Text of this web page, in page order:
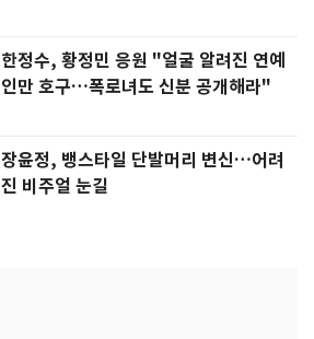
한정수, 황정민 응원 "얼굴 알려진 연예
인만 호구…폭로녀도 신분 공개해라"
장윤정, 뱅스타일 단발머리 변신…어려
진 비주얼 눈길